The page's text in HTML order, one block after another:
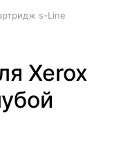
s-Line
Xerox